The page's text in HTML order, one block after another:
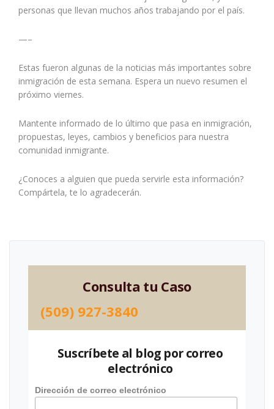
personas que llevan muchos años trabajando por el país.
—–
Estas fueron algunas de la noticias más importantes sobre
inmigración de esta semana. Espera un nuevo resumen el
próximo viernes.
Mantente informado de lo último que pasa en inmigración,
propuestas, leyes, cambios y beneficios para nuestra
comunidad inmigrante.
¿Conoces a alguien que pueda servirle esta información?
Compártela, te lo agradecerán.
Consulta tu Caso
(509) 927-3840
Suscríbete al blog por correo
electrónico
Dirección de correo electrónico